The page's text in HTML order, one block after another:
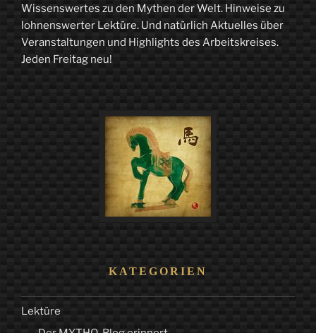
Hure,
Apostelin
der
Wissenswertes zu den Mythen der Welt. Hinweise zu
lohnenswerter Lektüre. Und natürlich Aktuelles über
Veranstaltungen und Highlights des Arbeitskreises.
Jeden Freitag neu!
KATEGORIEN
Lektüre